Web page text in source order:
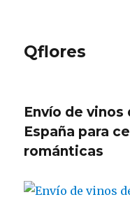
Qflores
Envío de vinos
España para
románticas